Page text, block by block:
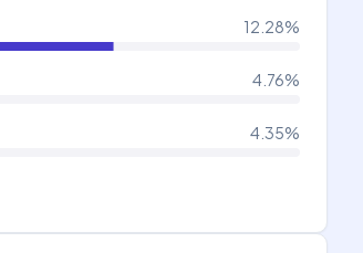
12.28%
4.76%
4.35%